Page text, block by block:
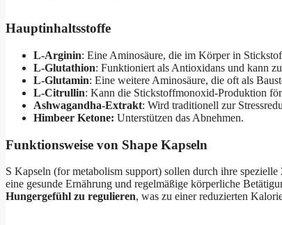
Hauptinhaltsstoffe
L-Arginin: Eine Aminosäure, die im Körper in
L-Glutathion: Funktioniert als Antioxidans und kann
L-Glutamin: Eine weitere Aminosäure, die oft als
L-Citrullin: Kann die Stickstoffmonoxid-Produktion
Ashwagandha-Extrakt: Wird traditionell zur
Himbeer Ketone: Unterstützen das Abnehmen.
Funktionsweise von Shape Kapseln
S Kapseln (for metabolism support) sollen durch ihre spezielle
eine gesunde Ernährung und regelmäßige körperliche
Hungergefühl zu regulieren, was zu einer reduzierten